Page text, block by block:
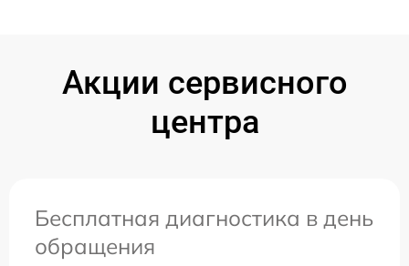
Акции сервисного
центра
Бесплатная диагностика в день
обращения